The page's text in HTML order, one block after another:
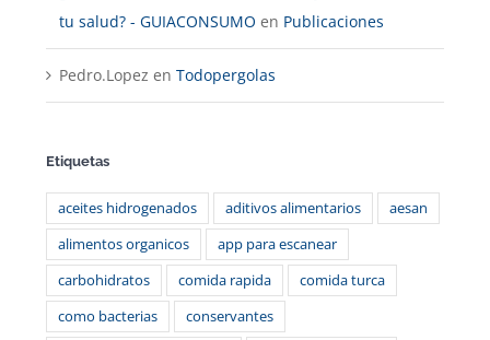
tu salud? - GUIACONSUMO en Publicaciones
Pedro.Lopez en Todopergolas
Etiquetas
aceites hidrogenados aditivos alimentarios
aesan
alimentos organicos
app para escanear
carbohidratos
comida rapida
comida turca
como bacterias
conservantes